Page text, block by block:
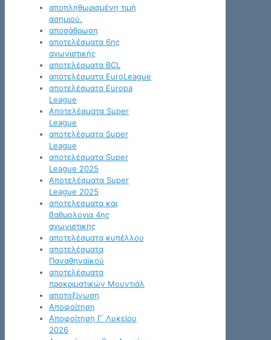
αποπληθωρισμένη τιμή
ασημιού.
αποσάθρωση
αποτελέσματα 6ης
αγωνιστικής
αποτελέσματα BCL
αποτελέσματα EuroLeague
αποτελέσματα Europa
League
Αποτελέσματα Super
League
αποτελέσματα Super
League
αποτελέσματα Super
League 2025
Αποτελέσματα Super
League 2025
αποτελεσματα και
βαθμολογια 4ης
αγωνιστικης
αποτελέσματα κυπέλλου
αποτελέσματα
Παναθηναϊκού
αποτελέσματα
προκριματικών Μουντιάλ
αποτοξίνωση
Αποφοίτηση
Αποφοίτηση Γ΄ Λυκείου
2026